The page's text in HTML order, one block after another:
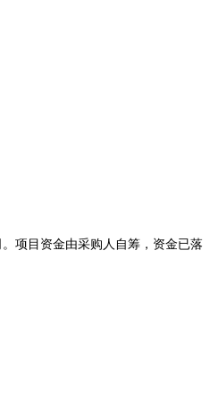
。 项目资金由采购 人自筹，资金已落